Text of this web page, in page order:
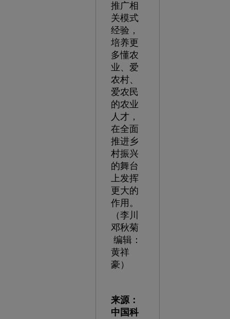
推广相
关模式
经验，
培养更
多懂农
业、爱
农村、
爱农民
的农业
人才，
在全面
推进乡
村振兴
的舞台
上发挥
更大的
作用。
（李川
邓秋菊
编辑：
黄祥
豪）
来源：
中国科